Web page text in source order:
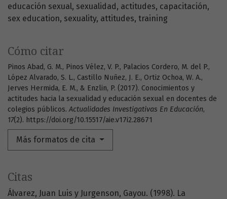
educación sexual sexualidad actitudes capacitación
sex education sexuality attitudes training
Cómo citar
Pinos Abad, G. M., Pinos Vélez, V. P., Palacios Cordero, M. del P.,
López Alvarado, S. L., Castillo Nuñez, J. E., Ortiz Ochoa, W. A.,
Jerves Hermida, E. M., & Enzlin, P. (2017). Conocimientos y
actitudes hacia la sexualidad y educación sexual en docentes de
colegios públicos. Actualidades Investigativas En Educación,
17(2). https://doi.org/10.15517/aie.v17i2.28671
Más formatos de cita
Citas
Álvarez, Juan Luis y Jurgenson, Gayou. (1998). La